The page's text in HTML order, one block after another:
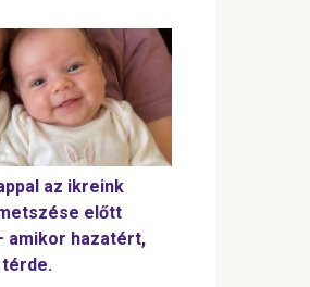
az ikreink
előtt
amikor hazatért,